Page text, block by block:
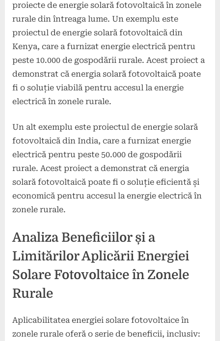
proiecte de energie solară fotovoltaică în zonele
rurale din întreaga lume. Un exemplu este
proiectul de energie solară fotovoltaică din
Kenya, care a furnizat energie electrică pentru
peste 10.000 de gospodării rurale. Acest proiect a
demonstrat că energia solară fotovoltaică poate
fi o soluție viabilă pentru accesul la energie
electrică în zonele rurale.
Un alt exemplu este proiectul de energie solară
fotovoltaică din India, care a furnizat energie
electrică pentru peste 50.000 de gospodării
rurale. Acest proiect a demonstrat că energia
solară fotovoltaică poate fi o soluție eficientă și
economică pentru accesul la energie electrică în
zonele rurale.
Analiza Beneficiilor și a
Limitărilor Aplicării Energiei
Solare Fotovoltaice în Zonele
Rurale
Aplicabilitatea energiei solare fotovoltaice în
zonele rurale oferă o serie de beneficii, inclusiv: